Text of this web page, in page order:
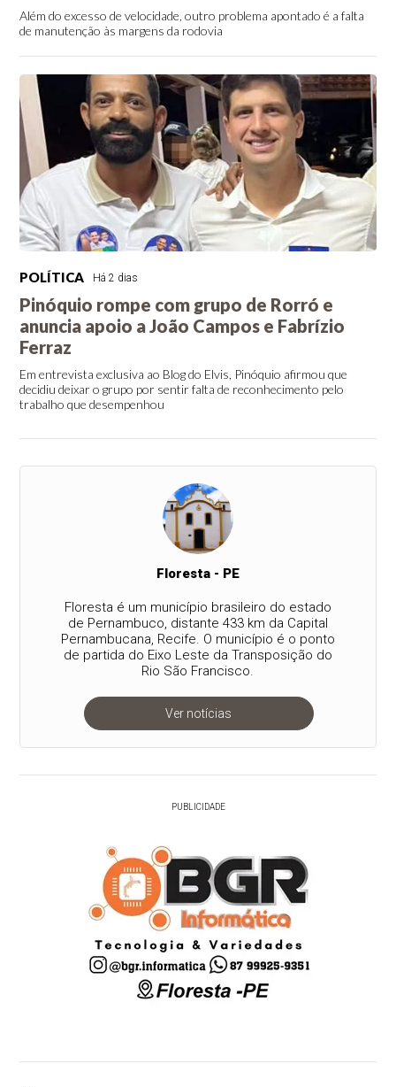
Além do excesso de velocidade, outro problema apontado é a falta
de manutenção às margens da rodovia
POLÍTICA Há 2 dias
Pinóquio rompe com grupo de Rorró e
anuncia apoio a João Campos e Fabrízio
Ferraz
Em entrevista exclusiva ao Blog do Elvis, Pinóquio afirmou que
decidiu deixar o grupo por sentir falta de reconhecimento pelo
trabalho que desempenhou
Floresta - PE
Floresta é um município brasileiro do estado
de Pernambuco, distante 433 km da Capital
Pernambucana, Recife. O município é o ponto
de partida do Eixo Leste da Transposição do
Rio São Francisco.
Ver notícias
PUBLICIDADE